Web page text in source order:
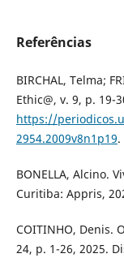
Referências
BIRCHAL, Telma;
Ethic@, v. 9, p. 19-
https://
2954.2009v8n1p19.
BONELLA, Alcino.
Curitiba: Appris,
COITINHO, Denis.
24, p. 1-26, 2025.